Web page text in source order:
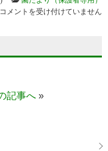
コメントを受け付けていません
記事へ »